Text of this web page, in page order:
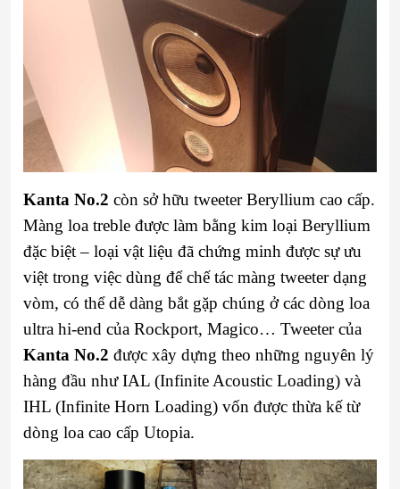
Kanta No.2 còn sở hữu tweeter Beryllium cao cấp.
Màng loa treble được làm bằng kim loại Beryllium
đặc biệt – loại vật liệu đã chứng minh được sự ưu
việt trong việc dùng để chế tác màng tweeter dạng
vòm, có thể dễ dàng bắt gặp chúng ở các dòng loa
ultra hi-end của Rockport, Magico… Tweeter của
Kanta No.2 được xây dựng theo những nguyên lý
hàng đầu như IAL (Infinite Acoustic Loading) và
IHL (Infinite Horn Loading) vốn được thừa kế từ
dòng loa cao cấp Utopia.